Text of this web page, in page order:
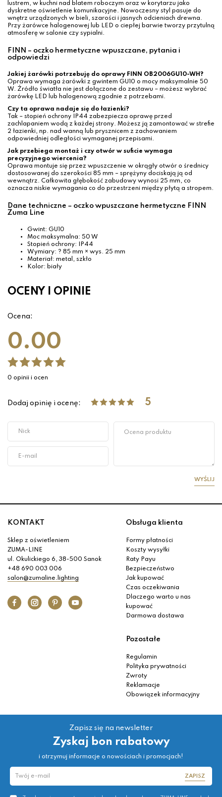
lustrem, w kuchni nad blatem roboczym oraz w korytarzu jako
dyskretne oświetlenie komunikacyjne. Nowoczesny styl pasuje do
wnętrz urządzonych w bieli, szarości i jasnych odcieniach drewna.
Przy żarówce halogenowej lub LED o ciepłej barwie tworzy przytulną
atmosferę w salonie czy sypialni.
FINN – oczko hermetyczne wpuszczane, pytania i
odpowiedzi
Jakiej żarówki potrzebuję do oprawy FINN OB2006GU10-WH?
Oprawa wymaga żarówki z gwintem GU10 o mocy maksymalnie 50
W. Źródło światła nie jest dołączone do zestawu – możesz wybrać
żarówkę LED lub halogenową zgodnie z potrzebami.
Czy ta oprawa nadaje się do łazienki?
Tak – stopień ochrony IP44 zabezpiecza oprawę przed
zachlapaniem wodą z każdej strony. Możesz ją zamontować w strefie
2 łazienki, np. nad wanną lub prysznicem z zachowaniem
odpowiedniej odległości wymaganej przepisami.
Jak przebiega montaż i czy otwór w suficie wymaga
precyzyjnego wiercenia?
Oprawa montuje się przez wpuszczenie w okrągły otwór o średnicy
dostosowanej do szerokości 85 mm – sprężyny dociskają ją od
wewnątrz. Całkowita głębokość zabudowy wynosi 25 mm, co
oznacza niskie wymagania co do przestrzeni między płytą a stropem.
Dane techniczne – oczko wpuszczane hermetyczne FINN
Zuma Line
Gwint: GU10
Moc maksymalna: 50 W
Stopień ochrony: IP44
Wymiary: ? 85 mm × wys. 25 mm
Materiał: metal, szkło
Kolor: biały
OCENY I OPINIE
Ocena:
0.00
0 opinii i ocen
Dodaj opinię i ocenę: 5
WYŚLIJ
KONTAKT
Sklep z oświetleniem
ZUMA-LINE
ul. Okulickiego 6, 38-500 Sanok
+48 690 003 006
salon@zumaline.lighting
Obsługa klienta
Formy płatności
Koszty wysyłki
Raty Payu
Bezpieczeństwo
Jak kupować
Czas oczekiwania
Dlaczego warto u nas
kupować
Darmowa dostawa
Pozostałe
Regulamin
Polityka prywatności
Zwroty
Reklamacje
Obowiązek informacyjny
Zapisz się na newsletter
Zyskaj bon rabatowy
i otrzymuj informacje o nowościach i promocjach!
ZAPISZ